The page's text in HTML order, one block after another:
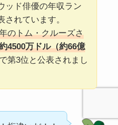
ッド俳優の年収ラン
されています。
のトム・クルーズさ
4500万ドル（約66億
第3位と公表されまし